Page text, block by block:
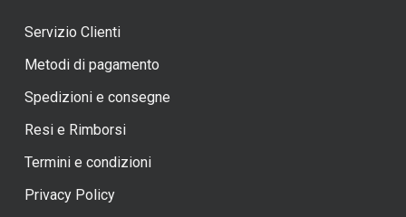
Servizio Clienti
Metodi di pagamento
Spedizioni e consegne
Resi e Rimborsi
Termini e condizioni
Privacy Policy